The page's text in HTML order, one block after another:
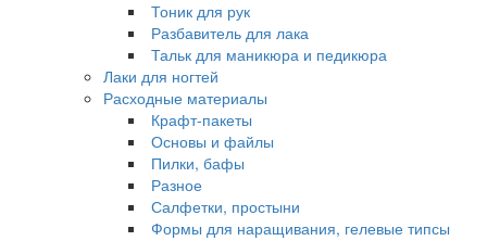
Тоник для рук
Разбавитель для лака
Тальк для маникюра и педикюра
Лаки для ногтей
Расходные материалы
Крафт-пакеты
Основы и файлы
Пилки, бафы
Разное
Салфетки, простыни
Формы для наращивания, гелевые типсы